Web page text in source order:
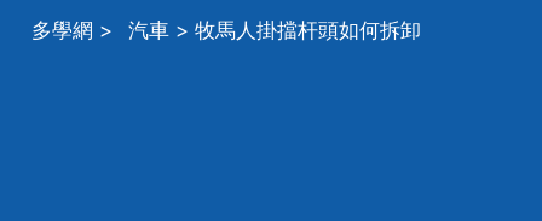
多學網 > 汽車 > 牧馬人掛擋杆頭如何拆卸